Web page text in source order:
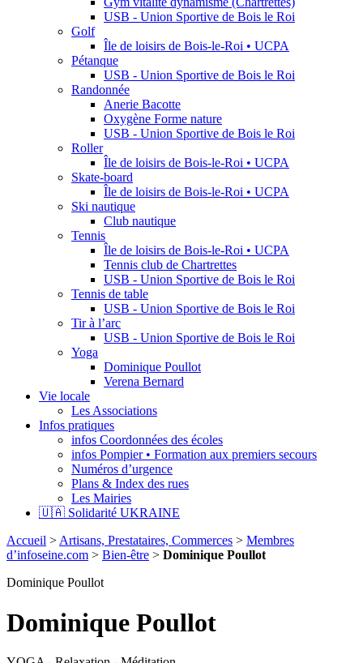
USB - Union Sportive de Bois le Roi
Golf
Île de loisirs de Bois-le-Roi • UCPA
Pétanque
USB - Union Sportive de Bois le Roi
Randonnée
Anerie Bacotte
Oxygène Forme nature
USB - Union Sportive de Bois le Roi
Roller
Île de loisirs de Bois-le-Roi • UCPA
Skate-board
Île de loisirs de Bois-le-Roi • UCPA
Ski nautique
Club nautique
Tennis
Île de loisirs de Bois-le-Roi • UCPA
Tennis club de Chartrettes
USB - Union Sportive de Bois le Roi
Tennis de table
USB - Union Sportive de Bois le Roi
Tir à l’arc
USB - Union Sportive de Bois le Roi
Yoga
Dominique Poullot
Verena Bernard
Vie locale
Les Associations
Infos pratiques
infos Coordonnées des écoles
infos Pompier • Formation aux premiers secours
Numéros d’urgence
Plans & Index des rues
Les Mairies
🇺🇦 Solidarité UKRAINE
Accueil > Artisans, Prestataires, Commerces > Membres
d’infoseine.com > Bien-être > Dominique Poullot
Dominique Poullot
Dominique Poullot